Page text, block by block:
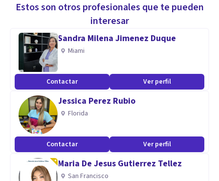
Estos son otros profesionales que te pueden
interesar
Sandra Milena Jimenez Duque
Miami
Contactar Ver perfil
Jessica Perez Rubio
Florida
Contactar Ver perfil
Maria De Jesus Gutierrez Tellez
San Francisco